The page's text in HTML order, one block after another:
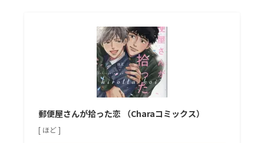
郵便屋さんが拾った恋 （Charaコミックス）
[ ほど ]